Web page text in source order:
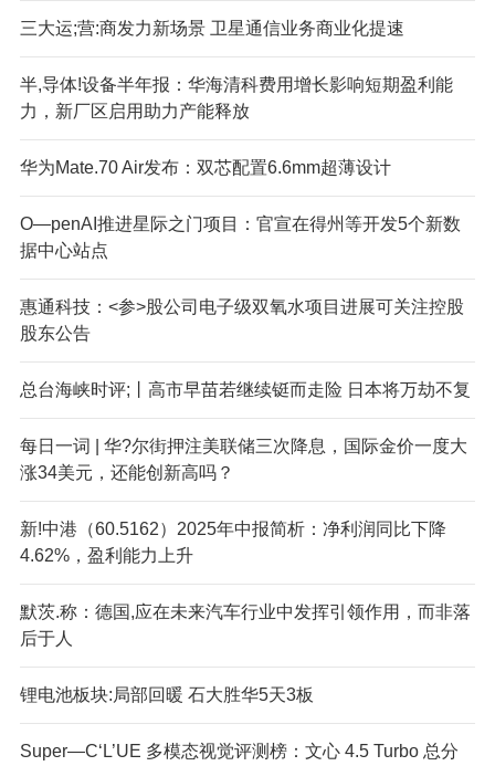
三大运;营:商发力新场景 卫星通信业务商业化提速
半,导体!设备半年报：华海清科费用增长影响短期盈利能
力，新厂区启用助力产能释放
华为Mate.70 Air发布：双芯配置6.6mm超薄设计
O—penAI推进星际之门项目：官宣在得州等开发5个新数
据中心站点
惠通科技：<参>股公司电子级双氧水项目进展可关注控股
股东公告
总台海峡时评;丨高市早苗若继续铤而走险 日本将万劫不复
每日一词 | 华?尔街押注美联储三次降息，国际金价一度大
涨34美元，还能创新高吗？
新!中港（60.5162）2025年中报简析：净利润同比下降
4.62%，盈利能力上升
默茨.称：德国,应在未来汽车行业中发挥引领作用，而非落
后于人
锂电池板块:局部回暖 石大胜华5天3板
Super—C‘L’UE 多模态视觉评测榜：文心 4.5 Turbo 总分